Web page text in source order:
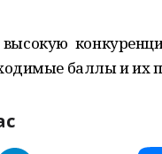
баллы и их